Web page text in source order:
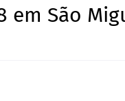
em São